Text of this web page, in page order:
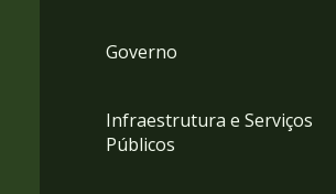
Governo
Infraestrutura e Serviços
Públicos